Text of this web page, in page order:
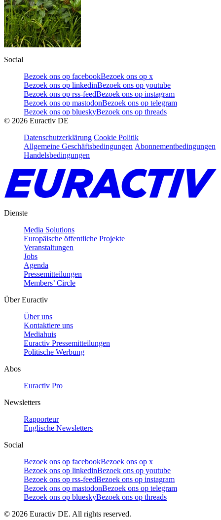
Social
Bezoek ons op facebookBezoek ons op x
Bezoek ons op linkedinBezoek ons op youtube
Bezoek ons op rss-feedBezoek ons op instagram
Bezoek ons op mastodonBezoek ons op telegram
Bezoek ons op blueskyBezoek ons op threads
© 2026 Euractiv DE
Datenschutzerklärung Cookie Politik
Allgemeine Geschäftsbedingungen Abonnementbedingungen
Handelsbedingungen
Dienste
Media Solutions
Europäische öffentliche Projekte
Veranstaltungen
Jobs
Agenda
Pressemitteilungen
Members’ Circle
Über Euractiv
Über uns
Kontaktiere uns
Mediahuis
Euractiv Pressemitteilungen
Politische Werbung
Abos
Euractiv Pro
Newsletters
Rapporteur
Englische Newsletters
Social
Bezoek ons op facebookBezoek ons op x
Bezoek ons op linkedinBezoek ons op youtube
Bezoek ons op rss-feedBezoek ons op instagram
Bezoek ons op mastodonBezoek ons op telegram
Bezoek ons op blueskyBezoek ons op threads
© 2026 Euractiv DE. All rights reserved.